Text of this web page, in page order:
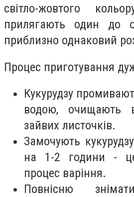
світло-жовтого
прилягають один до
приблизно однаковий
Процес приготування
Кукурудзу
водою, очищають
зайвих листочків.
Замочують
на 1-2 години -
процес варіння.
Повнісню